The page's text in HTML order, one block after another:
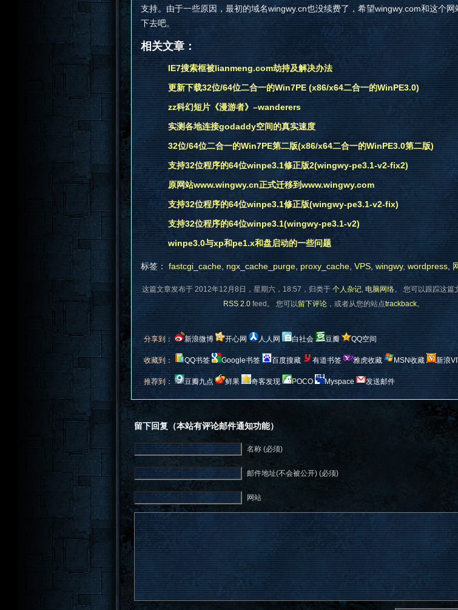
支持。由于一些原因，最初的域名wingwy.cn也没续费了，希望wingwy.com和这个网
下去吧。
相关文章：
IE7搜索框被lianmeng.com劫持及解决办法
更新下载32位/64位二合一的Win7PE (x86/x64二合一的WinPE3.0)
zz科幻短片《漫游者》–wanderers
实测各地连接godaddy空间的真实速度
32位/64位二合一的Win7PE第二版(x86/x64二合一的WinPE3.0第二版)
支持32位程序的64位winpe3.1修正版2(wingwy-pe3.1-v2-fix2)
原网站www.wingwy.cn正式迁移到www.wingwy.com
支持32位程序的64位winpe3.1修正版(wingwy-pe3.1-v2-fix)
支持32位程序的64位winpe3.1(wingwy-pe3.1-v2)
winpe3.0与xp和pe1.x和盘启动的一些问题
标签： fastcgi_cache, ngx_cache_purge, proxy_cache, VPS, wingwy,wordpress,
这篇文章发布于 2012年12月8日，星期六，18:57，归类于 个人杂记, 电脑网络。 您可以跟踪这篇
RSS 2.0feed。 您可以留下评论，或者从您的站点trackback。
分享到： 新浪微博 开心网 人人网 白社会 豆瓣 QQ空间
收藏到： QQ书签 Google书签 百度搜藏 有道书签 雅虎收藏 MSN收藏 新浪
推荐到： 豆瓣九点 鲜果 奇客发现 POCO Myspace 发送邮件
留下回复（本站有评论邮件通知功能）
名称 (必须)
邮件地址(不会被公开) (必须)
网站